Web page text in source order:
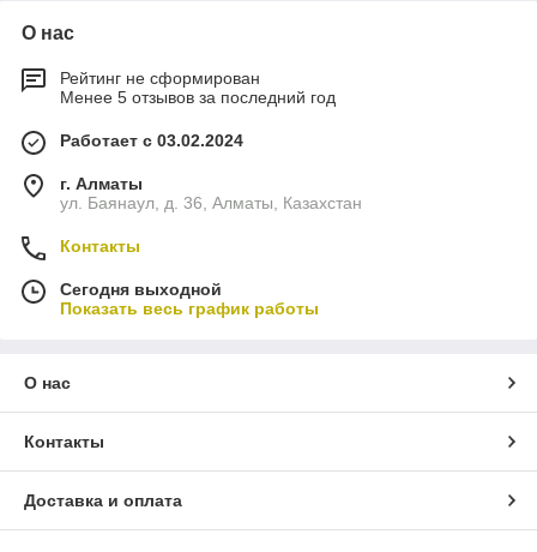
О нас
Рейтинг не сформирован
Менее 5 отзывов за последний год
Работает с 03.02.2024
г. Алматы
ул. Баянаул, д. 36, Алматы, Казахстан
Контакты
Сегодня выходной
Показать весь график работы
О нас
Контакты
Доставка и оплата